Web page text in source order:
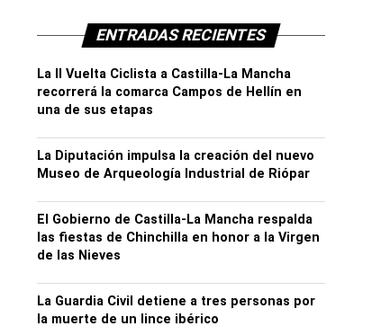
ENTRADAS RECIENTES
La II Vuelta Ciclista a Castilla-La Mancha
recorrerá la comarca Campos de Hellín en
una de sus etapas
La Diputación impulsa la creación del nuevo
Museo de Arqueología Industrial de Riópar
El Gobierno de Castilla-La Mancha respalda
las fiestas de Chinchilla en honor a la Virgen
de las Nieves
La Guardia Civil detiene a tres personas por
la muerte de un lince ibérico